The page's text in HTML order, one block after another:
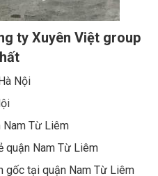
ty Xuyên Việt group
Nội
Nam Từ Liêm
quận Nam Từ Liêm
gốc tại quận Nam Từ Liêm